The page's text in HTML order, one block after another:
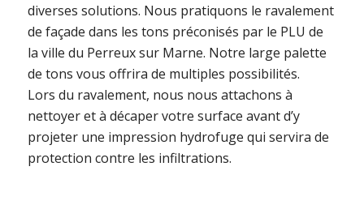
diverses solutions. Nous pratiquons le ravalement
de façade dans les tons préconisés par le PLU de
la ville du Perreux sur Marne. Notre large palette
de tons vous offrira de multiples possibilités.
Lors du ravalement, nous nous attachons à
nettoyer et à décaper votre surface avant d’y
projeter une impression hydrofuge qui servira de
protection contre les infiltrations.